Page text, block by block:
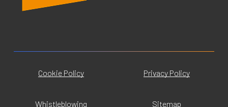
Cookie Policy Privacy Policy
Whistleblowing Sitemap